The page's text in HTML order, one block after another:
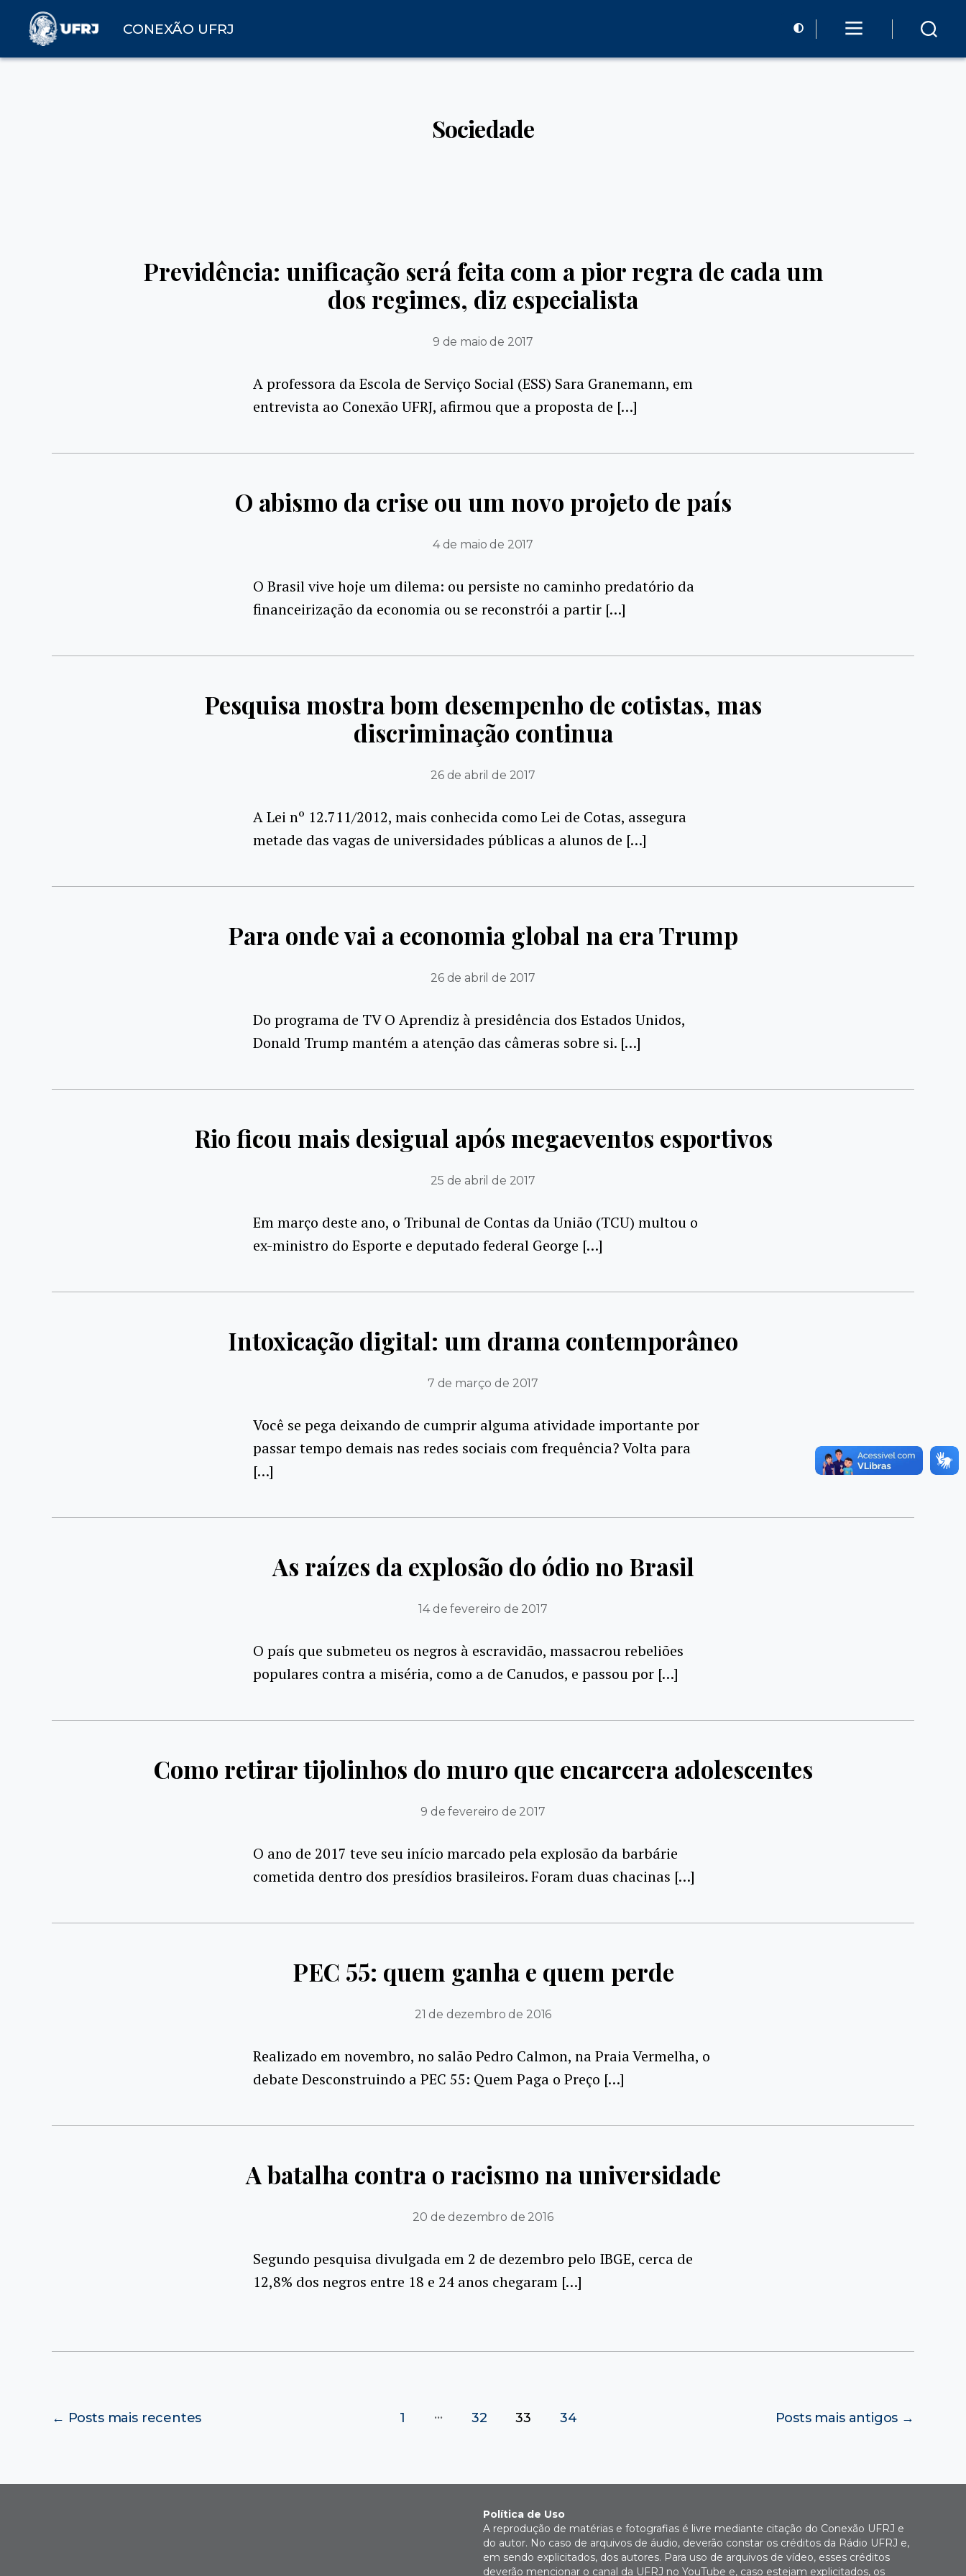
CONEXÃO UFRJ
Sociedade
Previdência: unificação será feita com a pior regra de cada um
dos regimes, diz especialista
9 de maio de 2017
A professora da Escola de Serviço Social (ESS) Sara Granemann, em
entrevista ao Conexão UFRJ, afirmou que a proposta de […]
O abismo da crise ou um novo projeto de país
4 de maio de 2017
O Brasil vive hoje um dilema: ou persiste no caminho predatório da
financeirização da economia ou se reconstrói a partir […]
Pesquisa mostra bom desempenho de cotistas, mas
discriminação continua
26 de abril de 2017
A Lei nº 12.711/2012, mais conhecida como Lei de Cotas, assegura
metade das vagas de universidades públicas a alunos de […]
Para onde vai a economia global na era Trump
26 de abril de 2017
Do programa de TV O Aprendiz à presidência dos Estados Unidos,
Donald Trump mantém a atenção das câmeras sobre si. […]
Rio ficou mais desigual após megaeventos esportivos
25 de abril de 2017
Em março deste ano, o Tribunal de Contas da União (TCU) multou o
ex-ministro do Esporte e deputado federal George […]
Intoxicação digital: um drama contemporâneo
7 de março de 2017
Você se pega deixando de cumprir alguma atividade importante por
passar tempo demais nas redes sociais com frequência? Volta para
[…]
As raízes da explosão do ódio no Brasil
14 de fevereiro de 2017
O país que submeteu os negros à escravidão, massacrou rebeliões
populares contra a miséria, como a de Canudos, e passou por […]
Como retirar tijolinhos do muro que encarcera adolescentes
9 de fevereiro de 2017
O ano de 2017 teve seu início marcado pela explosão da barbárie
cometida dentro dos presídios brasileiros. Foram duas chacinas […]
PEC 55: quem ganha e quem perde
21 de dezembro de 2016
Realizado em novembro, no salão Pedro Calmon, na Praia Vermelha, o
debate Desconstruindo a PEC 55: Quem Paga o Preço […]
A batalha contra o racismo na universidade
20 de dezembro de 2016
Segundo pesquisa divulgada em 2 de dezembro pelo IBGE, cerca de
12,8% dos negros entre 18 e 24 anos chegaram […]
Paginação
← Postsmais recentes 1 … 32 33 34 Postsmais antigos →
Política de Uso
A reprodução de matérias e fotografias é livre mediante citação do Conexão UFRJ e
do autor. No caso de arquivos de áudio, deverão constar os créditos da Rádio UFRJ e,
em sendo explicitados, dos autores. Para uso de arquivos de vídeo, esses créditos
deverão mencionar o canal da UFRJ no YouTube e, caso estejam explicitados, os